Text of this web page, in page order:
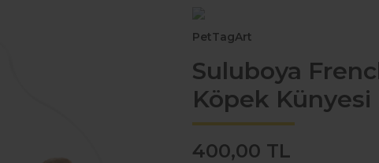
PetTagArt
Suluboya
Köpek
400,00 TL